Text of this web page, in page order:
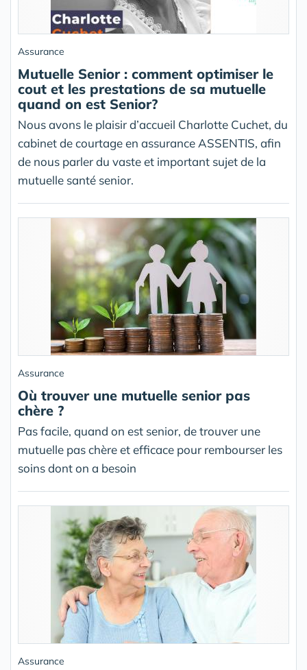
Assurance
Mutuelle Senior : comment optimiser le
cout et les prestations de sa mutuelle
quand on est Senior?
Nous avons le plaisir d’accueil Charlotte Cuchet, du
cabinet de courtage en assurance ASSENTIS, afin
de nous parler du vaste et important sujet de la
mutuelle santé senior.
Assurance
Où trouver une mutuelle senior pas
chère ?
Pas facile, quand on est senior, de trouver une
mutuelle pas chère et efficace pour rembourser les
soins dont on a besoin
Assurance